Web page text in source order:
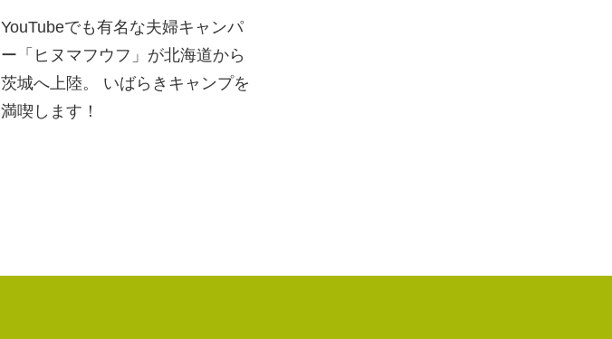
YouTubeでも有名な夫婦キャンパ
ー「ヒヌマフウフ」が北海道から
茨城へ上陸。 いばらきキャンプを
満喫します！